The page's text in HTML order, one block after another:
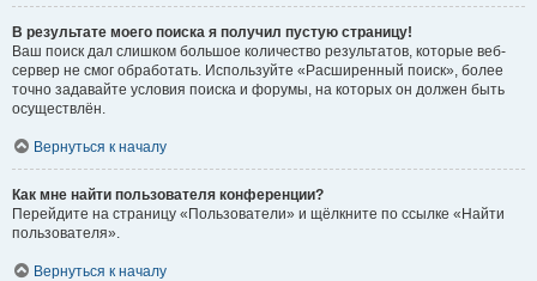
В результате моего поиска я получил пустую страницу!
Ваш поиск дал слишком большое количество результатов, которые веб-
сервер не смог обработать. Используйте «Расширенный поиск», более
точно задавайте условия поиска и форумы, на которых он должен быть
осуществлён.
Вернуться к началу
Как мне найти пользователя конференции?
Перейдите на страницу «Пользователи» и щёлкните по ссылке «Найти
пользователя».
Вернуться к началу